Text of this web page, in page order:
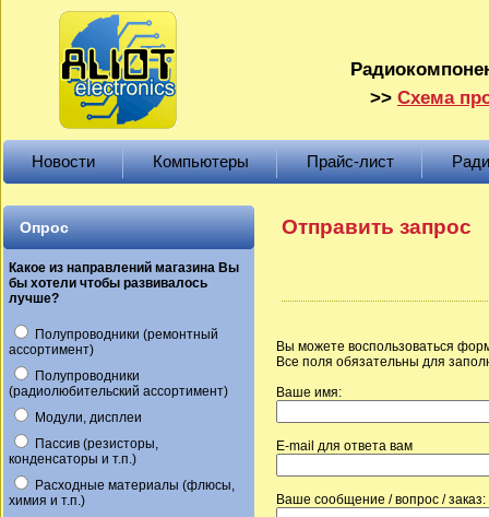
>> Схема
Новости Компьютеры Прайс-лист
Опрос
Какое из направлений магазина Вы
бы хотели чтобы развивалось
лучше?
Полупроводники (ремонтный
ассортимент)
Полупроводники
(радиолюбительский ассортимент)
Модули, дисплеи
Пассив (резисторы,
конденсаторы и т.п.)
Расходные материалы (флюсы,
химия и т.п.)
Отправить запрос
Вы можете воспользоваться
Все поля обязательны для
Ваше имя:
E-mail для ответа вам
Ваше сообщение / вопрос / заказ: